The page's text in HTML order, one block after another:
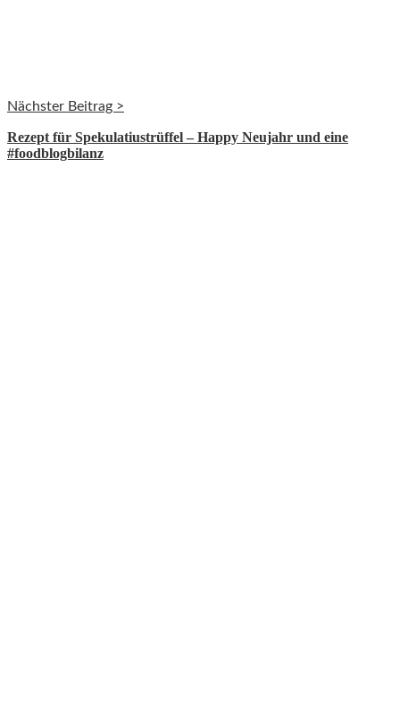
Nächster Beitrag >
Rezept für Spekulatiustrüffel – Happy Neujahr und eine
#foodblogbilanz